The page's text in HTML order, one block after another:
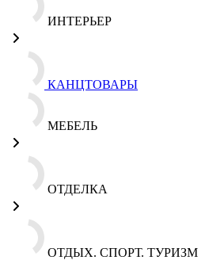
ИНТЕРЬЕР
КАНЦТОВАРЫ
МЕБЕЛЬ
ОТДЕЛКА
ОТДЫХ. СПОРТ. ТУРИЗМ